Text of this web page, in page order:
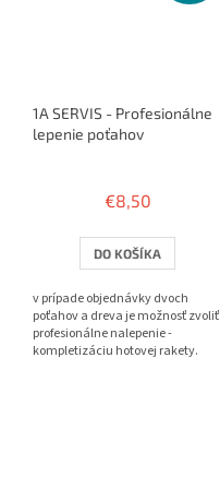
1A SERVIS - Profesionálne
lepenie poťahov
produktu
3,8
z
hviezdičiek.
€8,50
DO KOŠÍKA
v prípade objednávky dvoch
poťahov a dreva je možnosť zvoliť
profesionálne nalepenie -
kompletizáciu hotovej rakety.